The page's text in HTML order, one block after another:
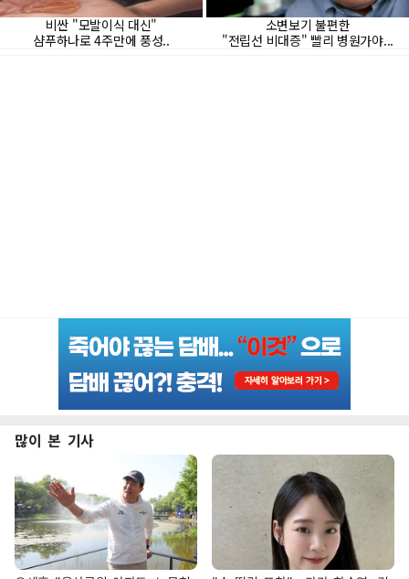
많이 본 기사